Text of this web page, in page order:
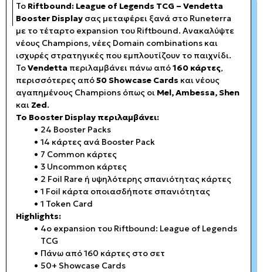
Το Riftbound: League of Legends TCG – Vendetta
Booster Display σας μεταφέρει ξανά στο Runeterra
με το τέταρτο expansion του Riftbound. Ανακαλύψτε
νέους Champions, νέες Domain combinations και
ισχυρές στρατηγικές που εμπλουτίζουν το παιχνίδι.
ΤοVendetta περιλαμβάνει πάνω από160 κάρτες,
περισσότερες από50 Showcase Cards και νέους
αγαπημένους Champions όπως οι Mel, Ambessa, Shen
και Zed.
Το Booster Display περιλαμβάνει:
24 Booster Packs
14 κάρτες ανά Booster Pack
7 Common κάρτες
3 Uncommon κάρτες
2 Foil Rare ή υψηλότερης σπανιότητας κάρτες
1 Foil κάρτα οποιασδήποτε σπανιότητας
1 Token Card
Highlights:
4ο expansion του Riftbound: League of Legends
TCG
Πάνω από 160 κάρτες στο σετ
50+ Showcase Cards